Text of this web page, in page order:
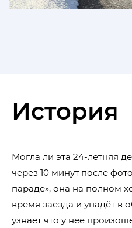
История
Могла ли эта 24-летняя
через 10 минут после
параде», она на полном
время заезда и упадёт в
узнает что у неё